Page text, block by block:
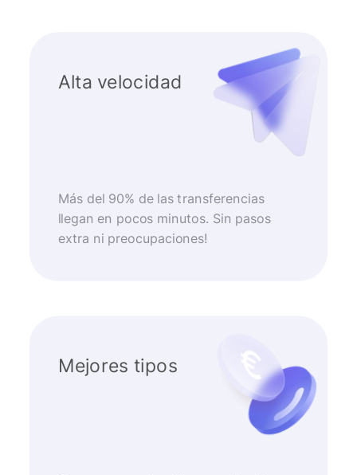
Alta velocidad
Más del 90% de las transferencias
llegan en pocos minutos. Sin pasos
extra ni preocupaciones!
Mejores tipos